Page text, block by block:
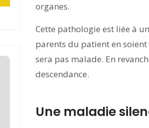
organes.
Cette pathologie est liée à
parents du patient en
sera pas malade. En
descendance.
Une maladie